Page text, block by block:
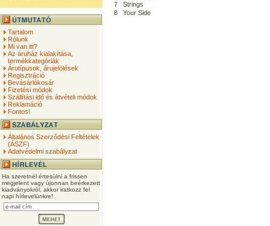
Tartalom
Rólunk
Mi van itt?
Az áruház kialakítása,
termékkategóriák
Árutípusok, árujelölések
Regisztráció
Bevásárlókosár
Fizetési módok
Szállítási idő és átvételi módok
Reklamáció
Fontos!
Általános Szerződési Feltételek
(ÁSZF)
Adatvédelmi szabályzat
Ha szeretnél értesülni a frissen
megjelent vagy újonnan beérkezett
kiadványokról, akkor iratkozz fel
napi hírlevelünkre!
7
Strings
8
Your Side